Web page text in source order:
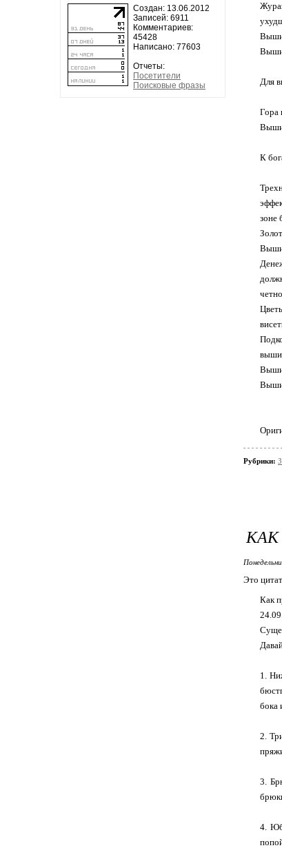
Создан: 13.06.2012
Записей: 6911
Комментариев:
45428
Написано: 77603
Отчеты:
Посетители
Поисковые фразы
Для
Гора
К
зоне
Рубрики:
Это
Как
1.
бока
2.
3.
4.